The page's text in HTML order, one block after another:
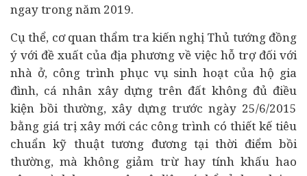
ngay trong năm 2019.
Cụ thể, cơ quan thẩm tra kiến nghị Thủ tướng đồng
ý với đề xuất của địa phương về việc hỗ trợ đối với
nhà ở, công trình phục vụ sinh hoạt của hộ gia
đình, cá nhân xây dựng trên đất không đủ điều
kiện bồi thường, xây dựng trước ngày 25/6/2015
bằng giá trị xây mới các công trình có thiết kế tiêu
chuẩn kỹ thuật tương đương tại thời điểm bồi
thường, mà không giảm trừ hay tính khấu hao